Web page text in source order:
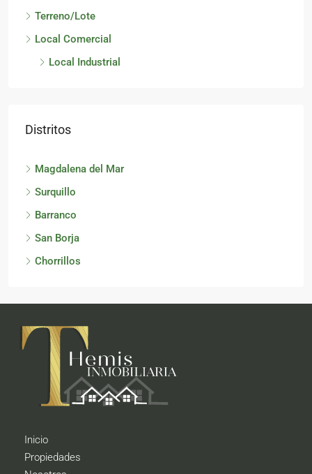
Terreno/Lote
Local Comercial
Local Industrial
Distritos
Magdalena del Mar
Surquillo
Barranco
San Borja
Chorrillos
Inicio
Propiedades